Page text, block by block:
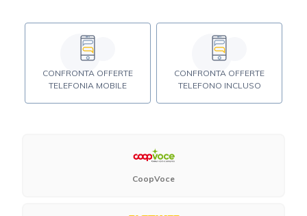
CONFRONTA OFFERTE
TELEFONIA MOBILE
CONFRONTA OFFERTE
TELEFONO INCLUSO
CoopVoce